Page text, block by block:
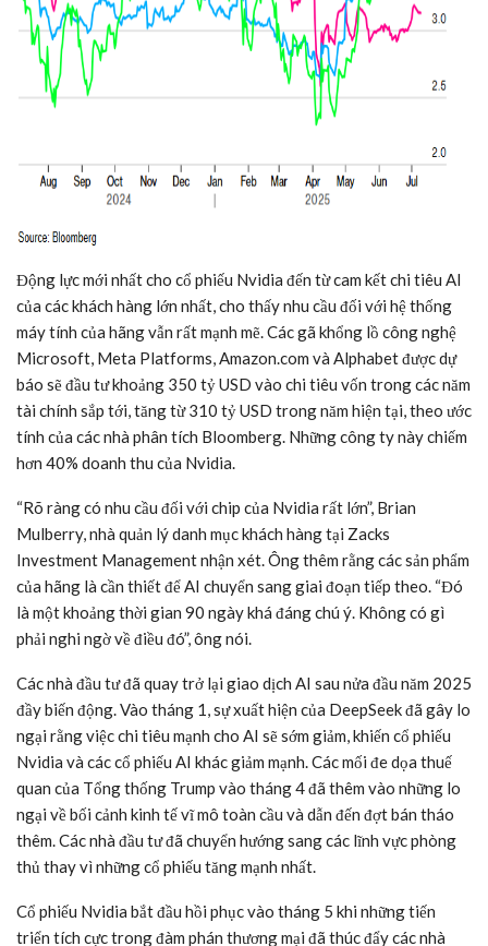
Động lực mới nhất cho cổ phiếu Nvidia đến từ cam kết chi tiêu AI
của các khách hàng lớn nhất, cho thấy nhu cầu đối với hệ thống
máy tính của hãng vẫn rất mạnh mẽ. Các gã khổng lồ công nghệ
Microsoft, Meta Platforms, Amazon.com và Alphabet được dự
báo sẽ đầu tư khoảng 350 tỷ USD vào chi tiêu vốn trong các năm
tài chính sắp tới, tăng từ 310 tỷUSD trongnăm hiện tại, theo ước
tính của các nhà phân tích Bloomberg. Những công ty này chiếm
hơn 40% doanh thu của Nvidia.
“Rõ ràng có nhu cầu đối với chip của Nvidia rất lớn”, Brian
Mulberry, nhà quản lý danh mục khách hàng tại Zacks
Investment Management nhận xét. Ông thêm rằng các sản phẩm
của hãng là cần thiết để AI chuyển sang giai đoạn tiếp theo. “Đó
là một khoảng thời gian 90 ngày khá đáng chú ý. Không có gì
phải nghi ngờ về điều đó”, ông nói.
Các nhà đầu tư đã quay trở lại giao dịch AI sau nửa đầu năm 2025
đầy biến động. Vào tháng 1, sự xuất hiện của DeepSeek đã gây lo
ngại rằng việc chi tiêu mạnh cho AI sẽ sớm giảm, khiến cổ phiếu
Nvidia và các cổ phiếu AI khác giảm mạnh. Các mối đe dọa thuế
quan của Tổng thống Trump vào tháng 4 đã thêm vào những lo
ngại về bối cảnh kinh tế vĩ mô toàn cầu và dẫn đến đợt bán tháo
thêm. Các nhà đầu tư đã chuyển hướng sang các lĩnh vực phòng
thủ thay vì những cổ phiếu tăng mạnh nhất.
Cổ phiếu Nvidia bắt đầu hồi phục vào tháng 5 khi những tiến
triển tích cực trong đàm phán thương mại đã thúc đẩy các nhà